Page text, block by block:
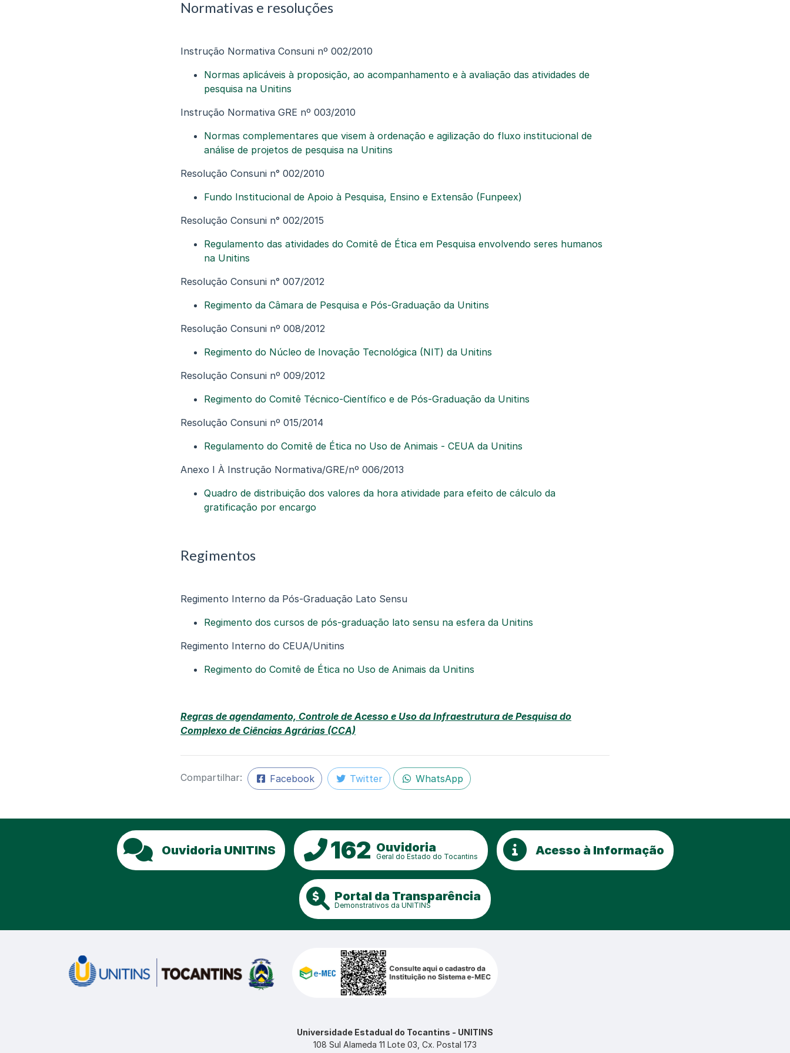
Normativas e resoluções
Instrução Normativa Consuni nº 002/2010
Normas aplicáveis à proposição, ao acompanhamento e à avaliação das atividades de
pesquisa na Unitins
Instrução Normativa GRE nº 003/2010
Normas complementares que visem à ordenação e agilização do fluxo institucional de
análise de projetos de pesquisa na Unitins
Resolução Consuni n° 002/2010
Fundo Institucional de Apoio à Pesquisa, Ensino e Extensão (Funpeex)
Resolução Consuni n° 002/2015
Regulamento das atividades do Comitê de Ética em Pesquisa envolvendo seres humanos
na Unitins
Resolução Consuni n° 007/2012
Regimento da Câmara de Pesquisa e Pós-Graduação da Unitins
Resolução Consuni nº 008/2012
Regimento do Núcleo de Inovação Tecnológica (NIT) da Unitins
Resolução Consuni nº 009/2012
Regimento do Comitê Técnico-Científico e de Pós-Graduação da Unitins
Resolução Consuni nº 015/2014
Regulamento do Comitê de Ética no Uso de Animais - CEUA da Unitins
Anexo I À Instrução Normativa/GRE/nº 006/2013
Quadro de distribuição dos valores da hora atividade para efeito de cálculo da
gratificação por encargo
Regimentos
Regimento Interno da Pós-Graduação Lato Sensu
Regimento dos cursos de pós-graduação lato sensu na esfera da Unitins
Regimento Interno do CEUA/Unitins
Regimento do Comitê de Ética no Uso de Animais da Unitins
Regras de agendamento, Controle de Acesso e Uso da Infraestrutura de Pesquisa do
Complexo de Ciências Agrárias (CCA)
Compartilhar: Facebook Twitter WhatsApp
Ouvidoria UNITINS 162 Ouvidoria
Geral do Estado do Tocantins Acesso à Informação
Portal da Transparência
Demonstrativos da UNITINS
Universidade Estadual do Tocantins - UNITINS
108 Sul Alameda 11 Lote 03, Cx. Postal 173